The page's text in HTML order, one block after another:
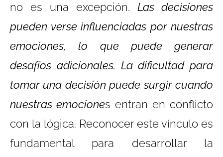
no es una excepción. Las decisiones
pueden verse influenciadas por nuestras
emociones, lo que puede generar
desafíos adicionales. La dificultad para
tomar una decisión puede surgir cuando
nuestras emociones entran en conflicto
con la lógica. Reconocer este vínculo es
fundamental para desarrollar la